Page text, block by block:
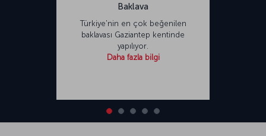
Baklava
Türkiye'nin en çok beğenilen
baklavası Gaziantep kentinde
yapılıyor.
Daha fazla bilgi